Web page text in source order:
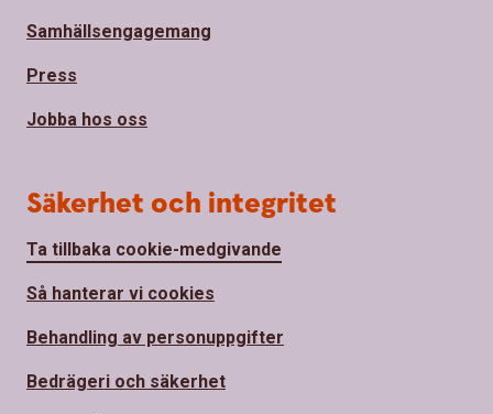
Samhällsengagemang
Press
Jobba hos oss
Säkerhet och integritet
Ta tillbaka cookie-medgivande
Så hanterar vi cookies
Behandling av personuppgifter
Bedrägeri och säkerhet